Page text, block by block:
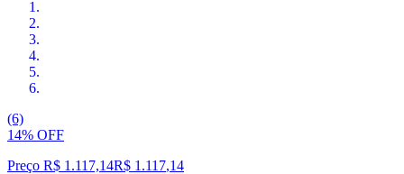
(6)
14% OFF
Preço R$ 1.117,14R$ 1.117,14